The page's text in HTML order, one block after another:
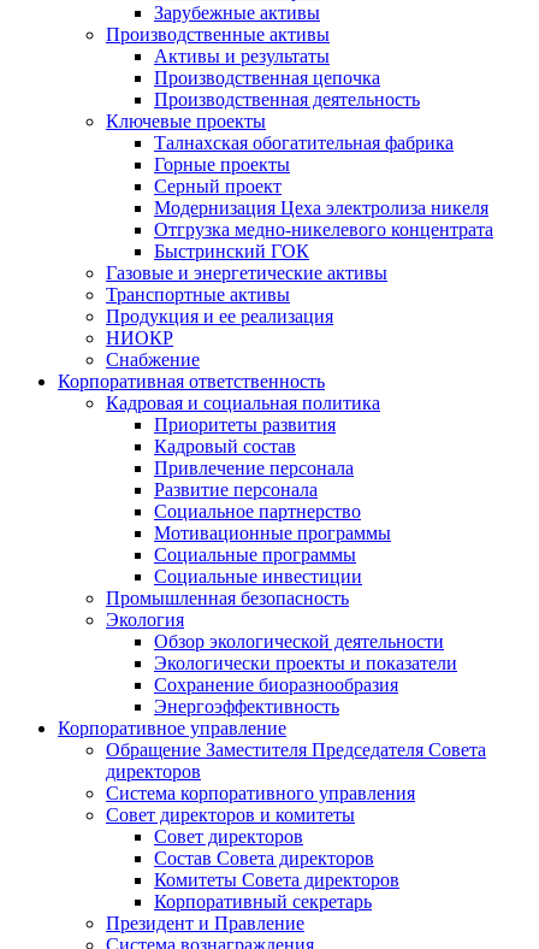
Зарубежные активы
Производственные активы
Активы и результаты
Производственная цепочка
Производственная деятельность
Ключевые проекты
Талнахская обогатительная фабрика
Горные проекты
Серный проект
Модернизация Цеха электролиза никеля
Отгрузка медно-никелевого концентрата
Быстринский ГОК
Газовые и энергетические активы
Транспортные активы
Продукция и ее реализация
НИОКР
Снабжение
Корпоративная ответственность
Кадровая и социальная политика
Приоритеты развития
Кадровый состав
Привлечение персонала
Развитие персонала
Социальное партнерство
Мотивационные программы
Социальные программы
Социальные инвестиции
Промышленная безопасность
Экология
Обзор экологической деятельности
Экологически проекты и показатели
Сохранение биоразнообразия
Энергоэффективность
Корпоративное управление
Обращение Заместителя Председателя Совета
директоров
Система корпоративного управления
Совет директоров и комитеты
Совет директоров
Состав Совета директоров
Комитеты Совета директоров
Корпоративный секретарь
Президент и Правление
Система вознаграждения